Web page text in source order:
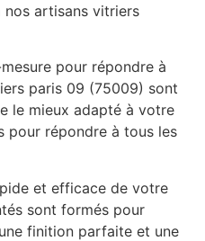
nos artisans vitriers
pour répondre à
paris 09 (75009) sont
le mieux adapté à votre
pour répondre à tous les
et efficace de votre
sont formés pour
finition parfaite et une